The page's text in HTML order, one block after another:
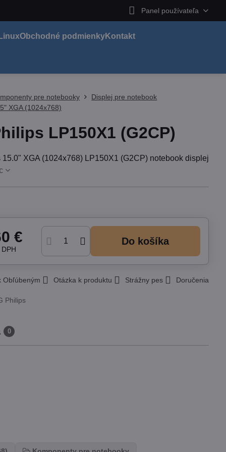
Panel používateľa
LinuxObchodné podmienkyKontakt
pre notebooky
Displej pre notebook
XGA (1024x768)
LP150X1 (G2CP)
15.0" XGA (1024x768) LP150X1 (G2CP) notebook displej
€ Do košíka
Obľúbeným Otázka k produktu Strážny pes Doručenia
Philips
0